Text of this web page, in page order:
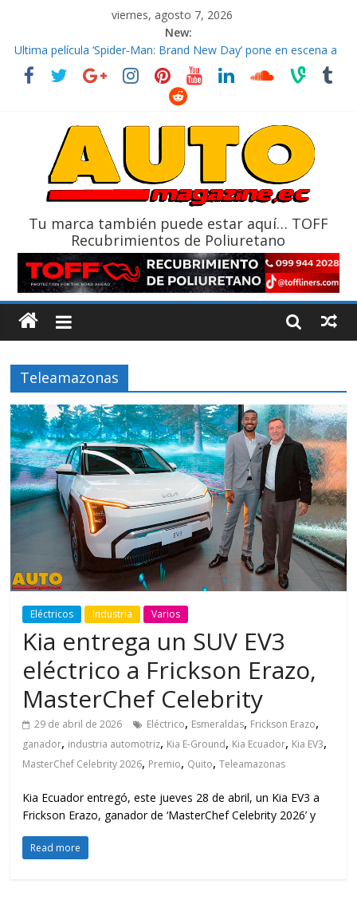
viernes, agosto 7, 2026
New:
El costo de tener un vehículo gana protagonismo a la hora de
decidir
Ultima película ‘Spider‑Man: Brand New Day’ pone en escena a
La Vuelta al Ecuador 2026, edición 47ª, recorre 7 provincias en 8
La FEDAK recibe 12 Sinotruk Bolden para cubrir las rutas de La
Tu marca también puede estar aquí… TOFF
Recubrimientos de Poliuretano
Teleamazonas
Eléctricos Industria Varios
Kia entrega un SUV EV3
eléctrico a Frickson Erazo,
MasterChef Celebrity
29 de abril de 2026 Eléctrico, Esmeraldas, Frickson Erazo,
ganador, industria automotriz, Kia E-Ground, Kia Ecuador, Kia EV3,
MasterChef Celebrity 2026, Premio, Quito,Teleamazonas
Kia Ecuador entregó, este jueves 28 de abril, un Kia EV3 a
Frickson Erazo, ganador de ‘MasterChef Celebrity 2026’ y
Read more